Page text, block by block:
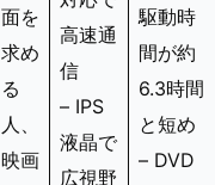
面を
求め
る
人、
映画
高速通
信
– IPS
液晶で
広視野
駆動時
間が約
6.3時間
と短め
– DVD